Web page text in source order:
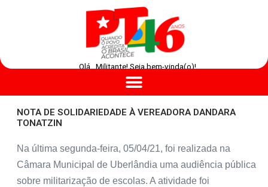
Olá , Militante! Seja bem-vinda(o)!
NOTA DE SOLIDARIEDADE À VEREADORA DANDARA
TONATZIN
Na última segunda-feira, 05/04/21, foi realizada na
Câmara Municipal de Uberlândia uma audiência pública
sobre militarização de escolas. A atividade foi